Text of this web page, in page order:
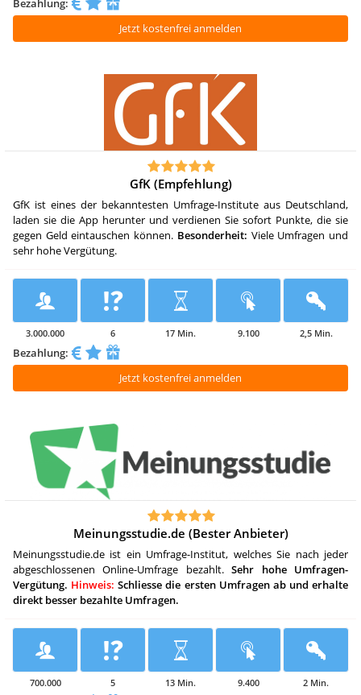
Bezahlung:
Jetzt kostenfrei anmelden
GfK (Empfehlung)
GfK ist eines der bekanntesten Umfrage-Institute aus Deutschland,
laden sie die App herunter und verdienen Sie sofort Punkte, die sie
gegen Geld eintauschen können. Besonderheit: Viele Umfragen und
sehr hohe Vergütung.
3.000.000 6 17 Min. 9.100 2,5 Min.
Bezahlung:
Jetzt kostenfrei anmelden
Meinungsstudie.de (Bester Anbieter)
Meinungsstudie.de ist ein Umfrage-Institut, welches Sie nach jeder
abgeschlossenen Online-Umfrage bezahlt.Sehr hohe Umfragen-
Vergütung. Hinweis: Schliesse die ersten Umfragen ab und erhalte
direkt besser bezahlte Umfragen.
700.000 5 13 Min. 9.400 2 Min.